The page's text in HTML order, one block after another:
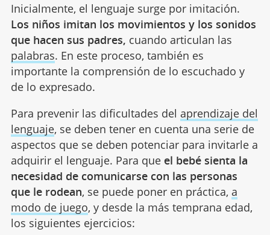
Inicialmente, el lenguaje surge por imitación.
Los niños imitan los movimientos y los sonidos
que hacen sus padres, cuando articulan las
palabras. En este proceso, también es
importante la comprensión de lo escuchado y
de lo expresado.
Para prevenir las dificultades del aprendizaje del
lenguaje, se deben tener en cuenta una serie de
aspectos que se deben potenciar para invitarle a
adquirir el lenguaje. Para que el bebé sienta la
necesidad de comunicarse con las personas
que le rodean, se puede poner en práctica, a
modo de juego, y desde la más temprana edad,
los siguientes ejercicios: